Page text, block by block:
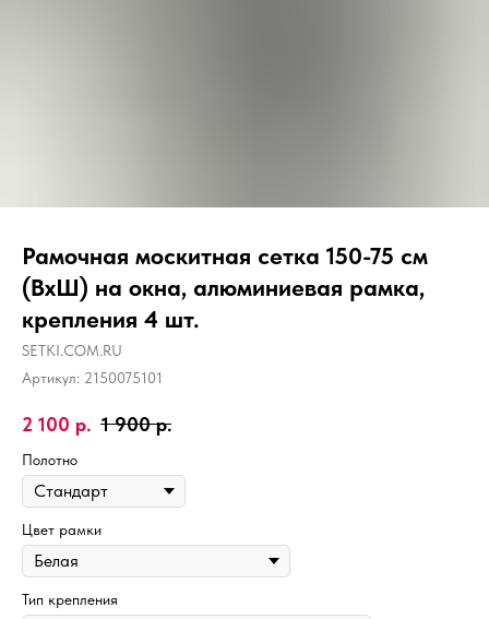
Рамочная москитная сетка 150-75 см
(ВхШ) на окна, алюминиевая рамка,
крепления 4 шт.
SETKI.COM.RU
Артикул: 2150075101
2 100 р. 1 900 р.
Полотно
Цвет рамки
Тип крепления